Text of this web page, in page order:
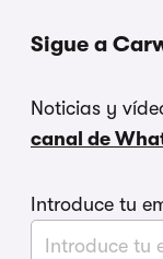
Sigue a
Noticias y
canal de
Introduce tu